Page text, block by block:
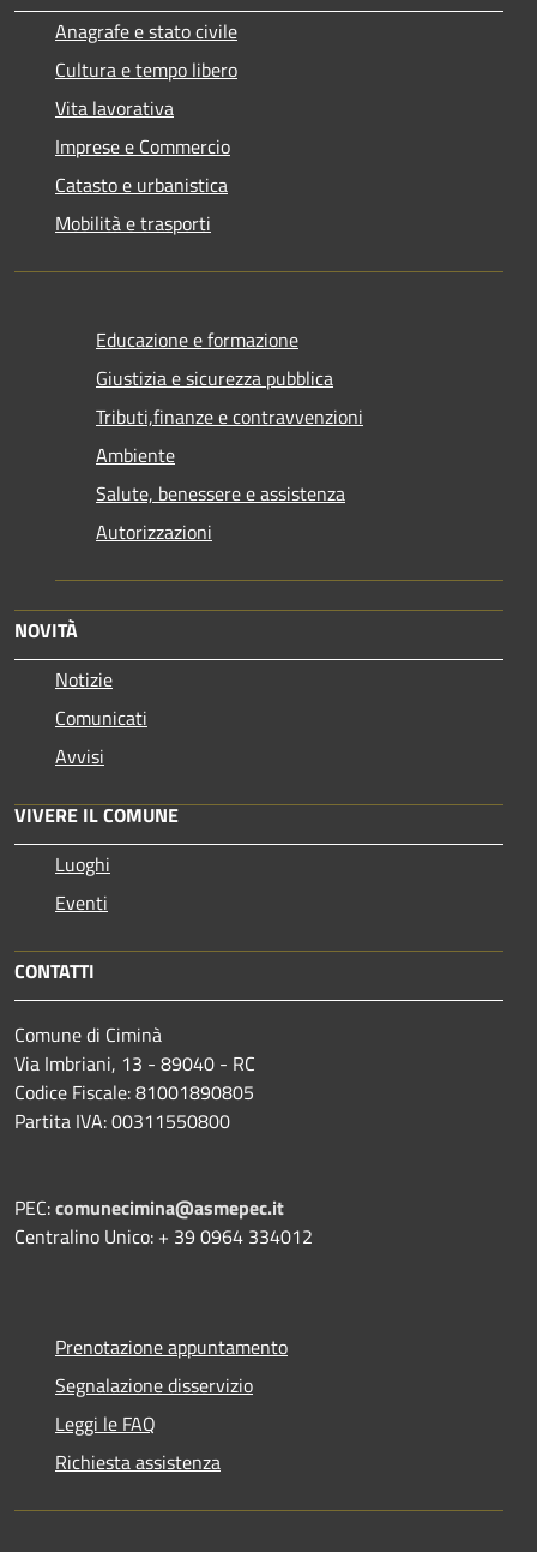
Anagrafe e stato civile
Cultura e tempo libero
Vita lavorativa
Imprese e Commercio
Catasto e urbanistica
Mobilità e trasporti
Educazione e formazione
Giustizia e sicurezza pubblica
Tributi,finanze e contravvenzioni
Ambiente
Salute, benessere e assistenza
Autorizzazioni
NOVITÀ
Notizie
Comunicati
Avvisi
VIVERE IL COMUNE
Luoghi
Eventi
CONTATTI
Comune di Ciminà
Via Imbriani, 13 - 89040 - RC
Codice Fiscale: 81001890805
Partita IVA: 00311550800
PEC:comunecimina@asmepec.it
Centralino Unico: + 39 0964 334012
Prenotazione appuntamento
Segnalazione disservizio
Leggi le FAQ
Richiesta assistenza